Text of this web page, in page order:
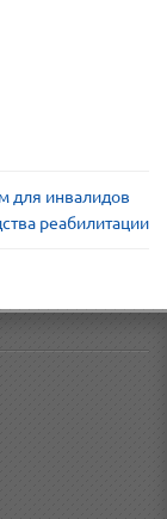
для инвалидов
реабилитации